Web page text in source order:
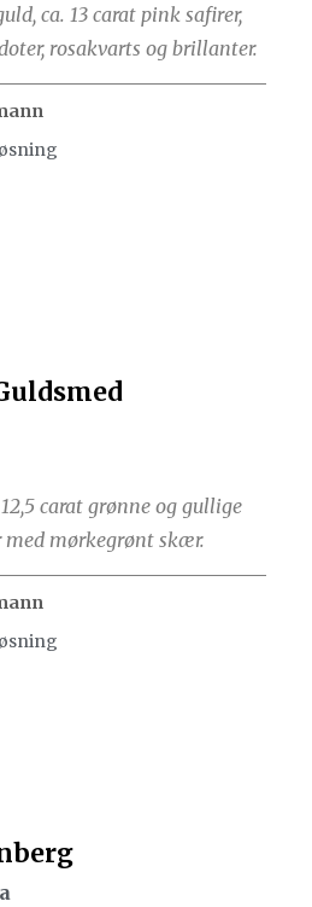
ca. 13 carat pink safirer,
rosakvarts og brillanter.
carat grønne og gullige
mørkegrønt skær.